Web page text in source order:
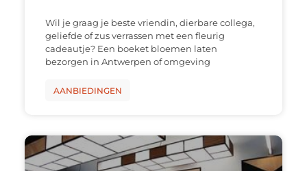
Wil je graag je beste vriendin, dierbare collega,
geliefde of zus verrassen met een fleurig
cadeautje? Een boeket bloemen laten
bezorgen in Antwerpen of omgeving
AANBIEDINGEN